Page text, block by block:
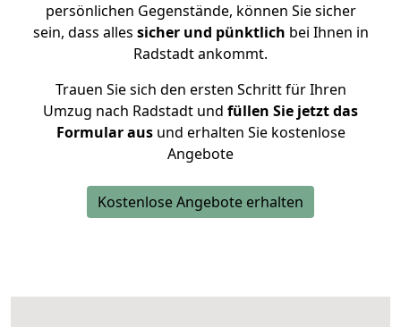
persönlichen Gegenstände, können Sie sicher
sein, dass alles sicher und pünktlich bei Ihnen in
Radstadt ankommt.
Trauen Sie sich den ersten Schritt für Ihren
Umzug nach Radstadt und füllen Sie jetzt das
Formular ausund erhalten Sie kostenlose
Angebote
Kostenlose Angebote erhalten